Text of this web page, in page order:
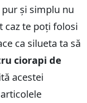
și simplu nu
caz te poți folosi
ca silueta ta să
ciorapi de
acestei